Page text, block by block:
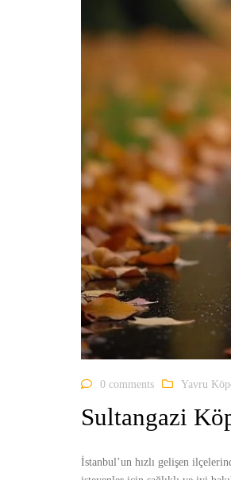
0 comments Yavru
Sultangazi
İstanbul’un hızlı gelişen